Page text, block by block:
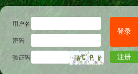
用户名
密码
验证码
登录
注册